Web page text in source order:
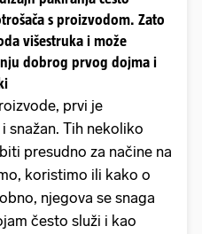
s proizvodom. Zato
višestruka i može
dobrog prvog dojma i
prvi je
snažan. Tih nekoliko
presudno za načine na
koristimo ili kako o
njegova se snaga
često služi i kao